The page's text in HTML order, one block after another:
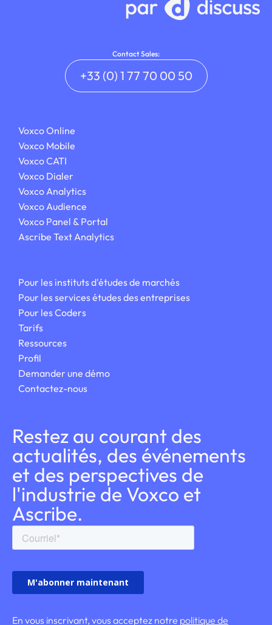
Contact Sales:
+33 (0) 1 77 70 00 50
Voxco Online
Voxco Mobile
Voxco CATI
Voxco Dialer
Voxco Analytics
Voxco Audience
Voxco Panel & Portal
Ascribe Text Analytics
Pour les institutsd'études de marchés
Pour les servicesétudes des entreprises
Pour les Coders
Tarifs
Ressources
Profil
Demander une démo
Contactez-nous
Restez au courant des
actualités, des événements
et des perspectives de
l'industrie de Voxco et
Ascribe.
En vous inscrivant, vous acceptez notre politique de